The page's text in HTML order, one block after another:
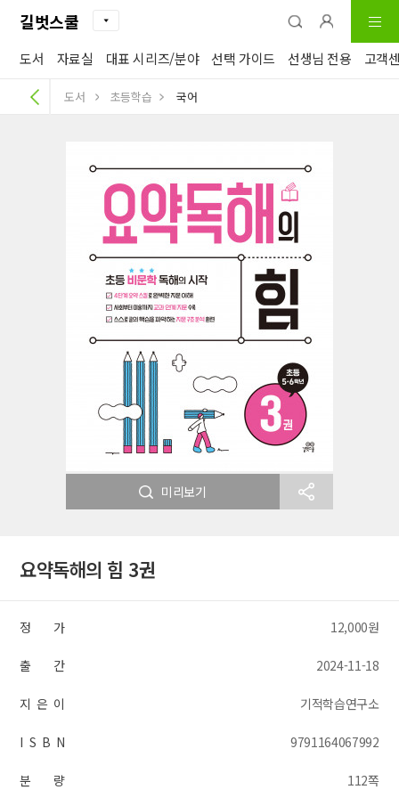
길벗스쿨
도서 자료실 대표 시리즈/분야 선택 가이드 선생님 전용 고객
도서 초등학습 국어
미리보기
요약독해의 힘 3권
정 가 12,000원
출 간 2024-11-18
지 은 이 기적학습연구소
I S B N 9791164067992
분 량 112쪽